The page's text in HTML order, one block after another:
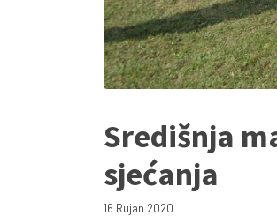
Središnja
sjećanja
16 Rujan 2020